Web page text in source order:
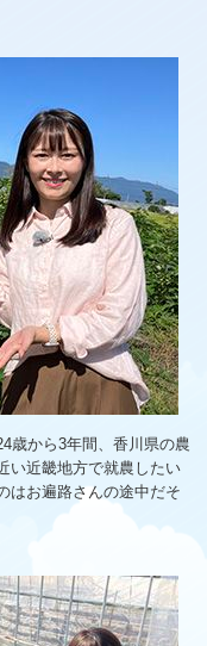
歳から3年間、香川県の農
い近畿地方で就農したい
はお遍路さんの途中だそ